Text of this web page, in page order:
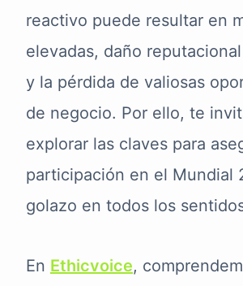
reactivo puede resultar en
elevadas, daño
y la pérdida de valiosas
de negocio. Por ello, te
explorar las claves para
participación en el Mundial
golazo en todos los
En Ethicvoice,